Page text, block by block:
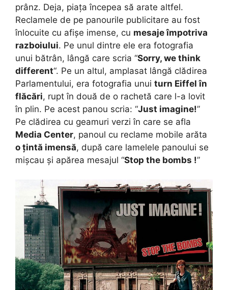
prânz. Deja, piața începea să arate altfel.
Reclamele de pe panourile publicitare au fost
înlocuite cu afișe imense, cu mesaje împotriva
razboiului. Pe unul dintre ele era fotografia
unui bătrân, lângă care scria “Sorry, we think
different“. Pe un altul, amplasat lângă clădirea
Parlamentului, era fotografia unui turn Eiffel în
flăcări, rupt în două de o rachetă care l-a lovit
în plin. Pe acest panou scria: “Just imagine!”
Pe clădirea cu geamuri verzi în care se afla
Media Center, panoul cu reclame mobile arăta
o țintă imensă, după care lamelele panoului se
mișcau și apărea mesajul “Stop the bombs !”